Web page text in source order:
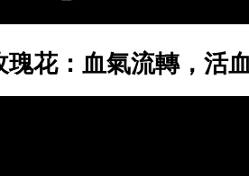
瑰花：血氣流轉，活